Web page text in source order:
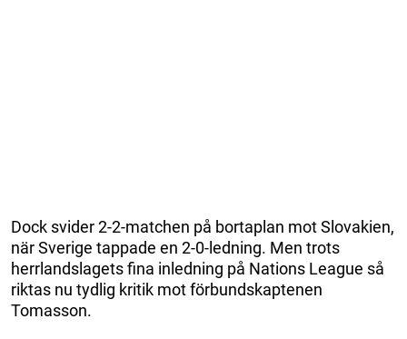
Dock svider 2-2-matchen på bortaplan mot Slovakien,
när Sverige tappade en 2-0-ledning. Men trots
herrlandslagets fina inledning på Nations League så
riktas nu tydlig kritik mot förbundskaptenen
Tomasson.